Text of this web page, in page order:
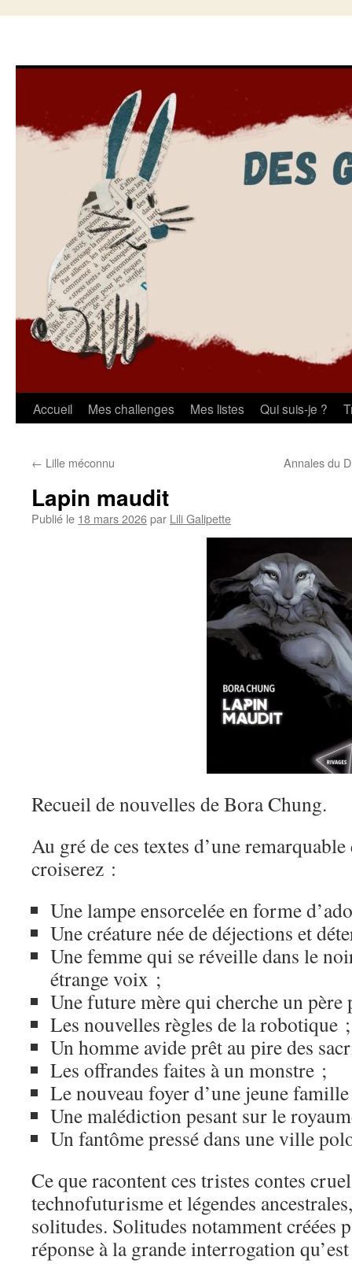
Aller
contenu
Accueil Mes challenges Mes listes Qui suis-je ?
← Lille méconnu Annales du
Lapin maudit
Publié le 18 mars 2026par Lili Galipette
Recueil de nouvelles de Bora Chung.
Au gré de ces textes d’une
croiserez :
Une lampe ensorcelée en forme
Une créature née de déjections et
Une femme qui se réveille dans le
étrange voix ;
Une future mère qui cherche un
Les nouvelles règles de la robotique ;
Un homme avide prêt au pire des
Les offrandes faites à un monstre ;
Le nouveau foyer d’une jeune
Une malédiction pesant sur le
Un fantôme pressé dans une ville
Ce que racontent ces tristes contes
technofuturisme et légendes
solitudes. Solitudes notamment créées
réponse à la grande interrogation